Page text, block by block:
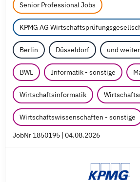
Senior Professional Jobs
KPMG AG
Berlin Düsseldorf und
BWL Informatik - sonstige
Wirtschaftsinformatik
Wirtschaftswissenschaften - sonstige
JobNr 1850195 | 04.08.2026